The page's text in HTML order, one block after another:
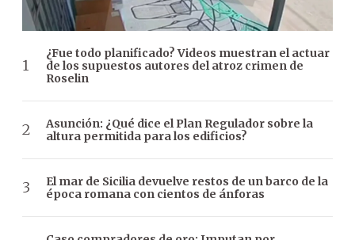
¿Fue todo planificado? Videos muestran el actuar
de los supuestos autores del atroz crimen de
Roselin
Asunción: ¿Qué dice el Plan Regulador sobre la
altura permitida para los edificios?
El mar de Sicilia devuelve restos de un barco de la
época romana con cientos de ánforas